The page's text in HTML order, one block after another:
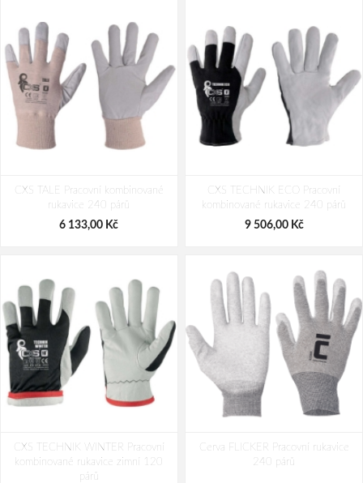
CXS TALE Pracovní kombinované
rukavice 240 párů
6 133,00 Kč
CXS TECHNIK ECO Pracovní
kombinované rukavice 240 párů
9 506,00 Kč
CXS TECHNIK WINTER Pracovní
kombinované rukavice zimní 120
párů
Cerva FLICKER Pracovní rukavice
240 párů